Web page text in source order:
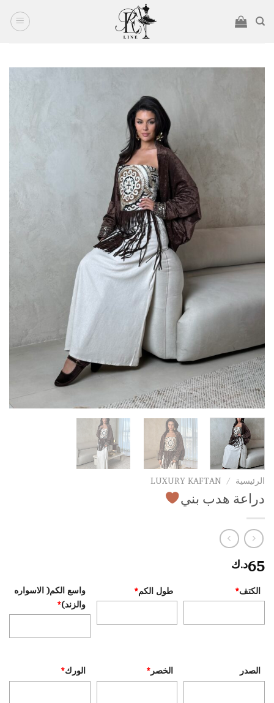
الرئيسية /
LUXURY KAFTAN
دراعة هدب بني
65د.ك
واسع الكم( الاسواره
والزند)*
طول الكم* الكتف*
الورك* الخصر* الصدر